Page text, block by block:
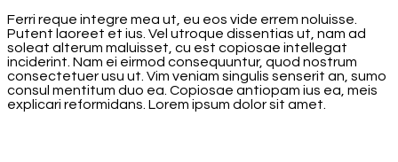
Ferri reque integre mea ut, eu eos vide errem noluisse.
Putent laoreet et ius. Vel utroque dissentias ut, nam ad
soleat alterum maluisset, cu est copiosae intellegat
inciderint. Nam ei eirmod consequuntur, quod nostrum
consectetuer usu ut. Vim veniam singulis senserit an, sumo
consul mentitum duo ea. Copiosae antiopam ius ea, meis
explicari reformidans. Lorem ipsum dolor sit amet.